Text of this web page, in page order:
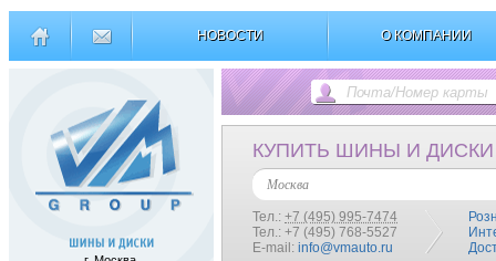
НОВОСТИ О КОМПАНИИ
КУПИТЬ ШИНЫ И ДИСКИ
Москва
Тел.: +7 (495) 995-7474
Тел.: +7 (495) 768-5527
E-mail: info@vmauto.ru